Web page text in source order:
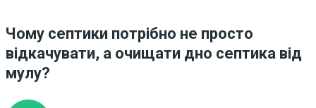
Чому септики потрібно не просто
відкачувати, а очищати дно септика від
мулу?